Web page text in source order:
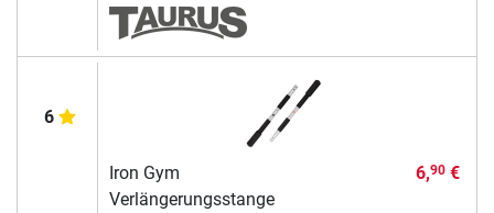
6
Iron Gym
Verlängerungsstange
6,90€